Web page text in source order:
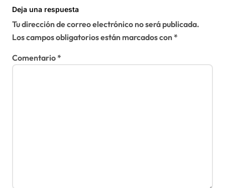
Deja una respuesta
Tu dirección de correo electrónico no será publicada.
Los campos obligatorios están marcados con*
Comentario*